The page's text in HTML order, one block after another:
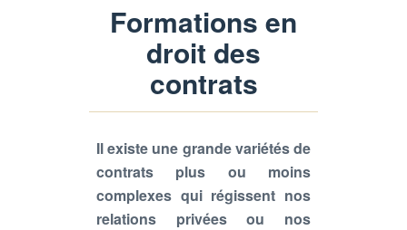
Formations en
droit des
contrats
Il existe une grande variétés de
contrats plus ou moins
complexes qui régissent nos
relations privées ou nos